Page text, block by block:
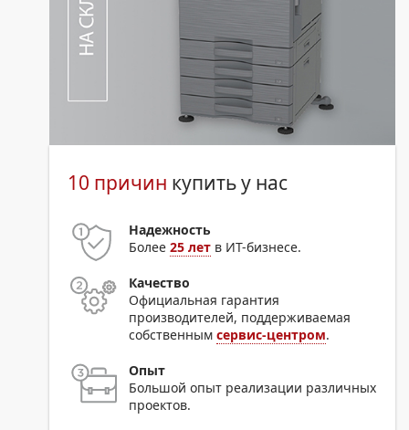
10 причин купить у нас
Надежность
Более25 лет в ИТ-бизнесе.
Качество
Официальная гарантия
производителей, поддерживаемая
собственнымсервис-центром.
Опыт
Большой опыт реализации различных
проектов.